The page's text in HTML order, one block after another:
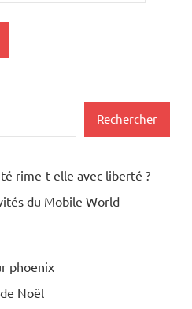
Rechercher
rime-t-elle avec liberté ?
du Mobile World
phoenix
Noël